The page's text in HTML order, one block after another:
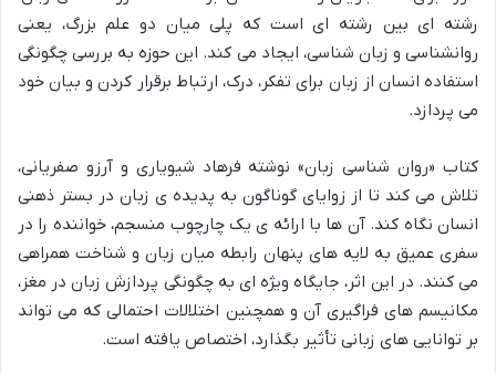
رشته ای بین رشته ای است که پلی میان دو علم بزرگ، یعنی
روانشناسی و زبان شناسی، ایجاد می کند. این حوزه به بررسی چگونگی
استفاده انسان از زبان برای تفکر، درک، ارتباط برقرار کردن و بیان خود
می پردازد.
کتاب «روان شناسی زبان» نوشته فرهاد شیویاری و آرزو صفریانی،
تلاش می کند تا از زوایای گوناگون به پدیده ی زبان در بستر ذهنی
انسان نگاه کند. آن ها با ارائه ی یک چارچوب منسجم، خواننده را در
سفری عمیق به لایه های پنهان رابطه میان زبان و شناخت همراهی
می کنند. در این اثر، جایگاه ویژه ای به چگونگی پردازش زبان در مغز،
مکانیسم های فراگیری آن و همچنین اختلالات احتمالی که می تواند
بر توانایی های زبانی تأثیر بگذارد، اختصاص یافته است.